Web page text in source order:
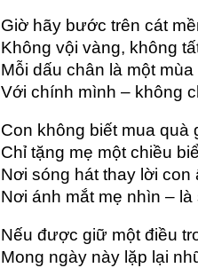
Giờ hãy bước trên cát
Không vội vàng, không
Mỗi dấu chân là một
Với chính mình – không
Con không biết mua quà
Chỉ tặng mẹ một chiều
Nơi sóng hát thay lời con
Nơi ánh mắt mẹ nhìn –
Nếu được giữ một điều
Mong ngày này lặp lại